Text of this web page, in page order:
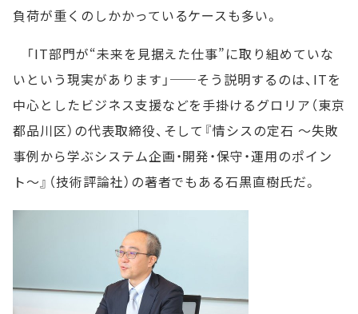
負荷が重くのしかかっているケースも多い。
「IT部門が“未来を見据えた仕事”に取り組めていな
いという現実があります」──そう説明するのは、ITを
中心としたビジネス支援などを手掛けるグロリア（東京
都品川区）の代表取締役、そして『情シスの定石 ～失敗
事例から学ぶシステム企画・開発・保守・運用のポイン
ト～』（技術評論社）の著者でもある石黒直樹氏だ。